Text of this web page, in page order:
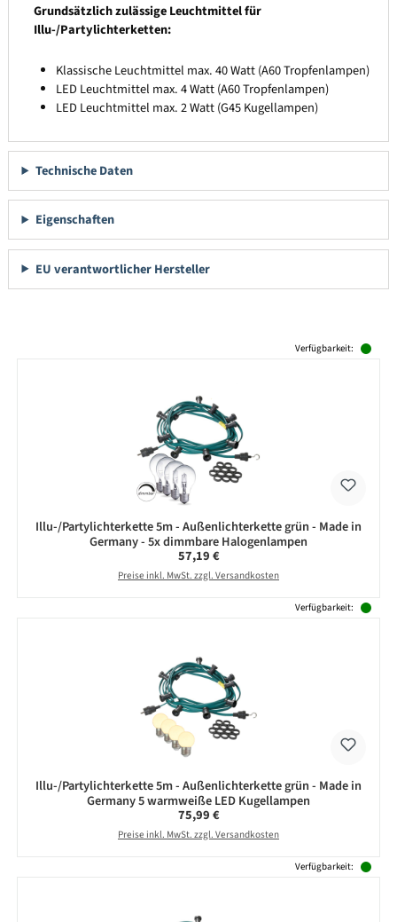
Grundsätzlich zulässige Leuchtmittel für
Illu-/Partylichterketten:
Klassische Leuchtmittel max. 40 Watt (A60 Tropfenlampen)
LED Leuchtmittel max. 4 Watt (A60 Tropfenlampen)
LED Leuchtmittel max. 2 Watt (G45 Kugellampen)
Technische Daten
Eigenschaften
EU verantwortlicher Hersteller
Verfügbarkeit:
Illu-/Partylichterkette 5m - Außenlichterkette grün - Made in
Germany - 5x dimmbare Halogenlampen
Regulärer Preis:
57,19 €
Preise inkl. MwSt. zzgl. Versandkosten
Verfügbarkeit:
Illu-/Partylichterkette 5m - Außenlichterkette grün - Made in
Germany 5 warmweiße LED Kugellampen
Regulärer Preis:
75,99 €
Preise inkl. MwSt. zzgl. Versandkosten
Verfügbarkeit: